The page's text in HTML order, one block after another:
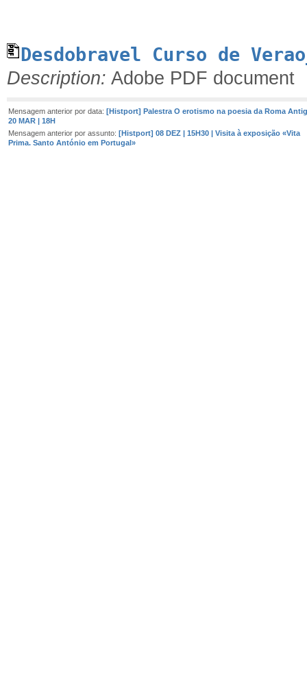
Desdobravel Curso de
Description: Adobe PDF document
Mensagem anterior por data: [Histport] Palestra O erotismo na poesia da Roma
20 MAR | 18H
Mensagem anterior por assunto: [Histport] 08 DEZ | 15H30 | Visita à exposição «Vita
Prima. Santo António em Portugal»